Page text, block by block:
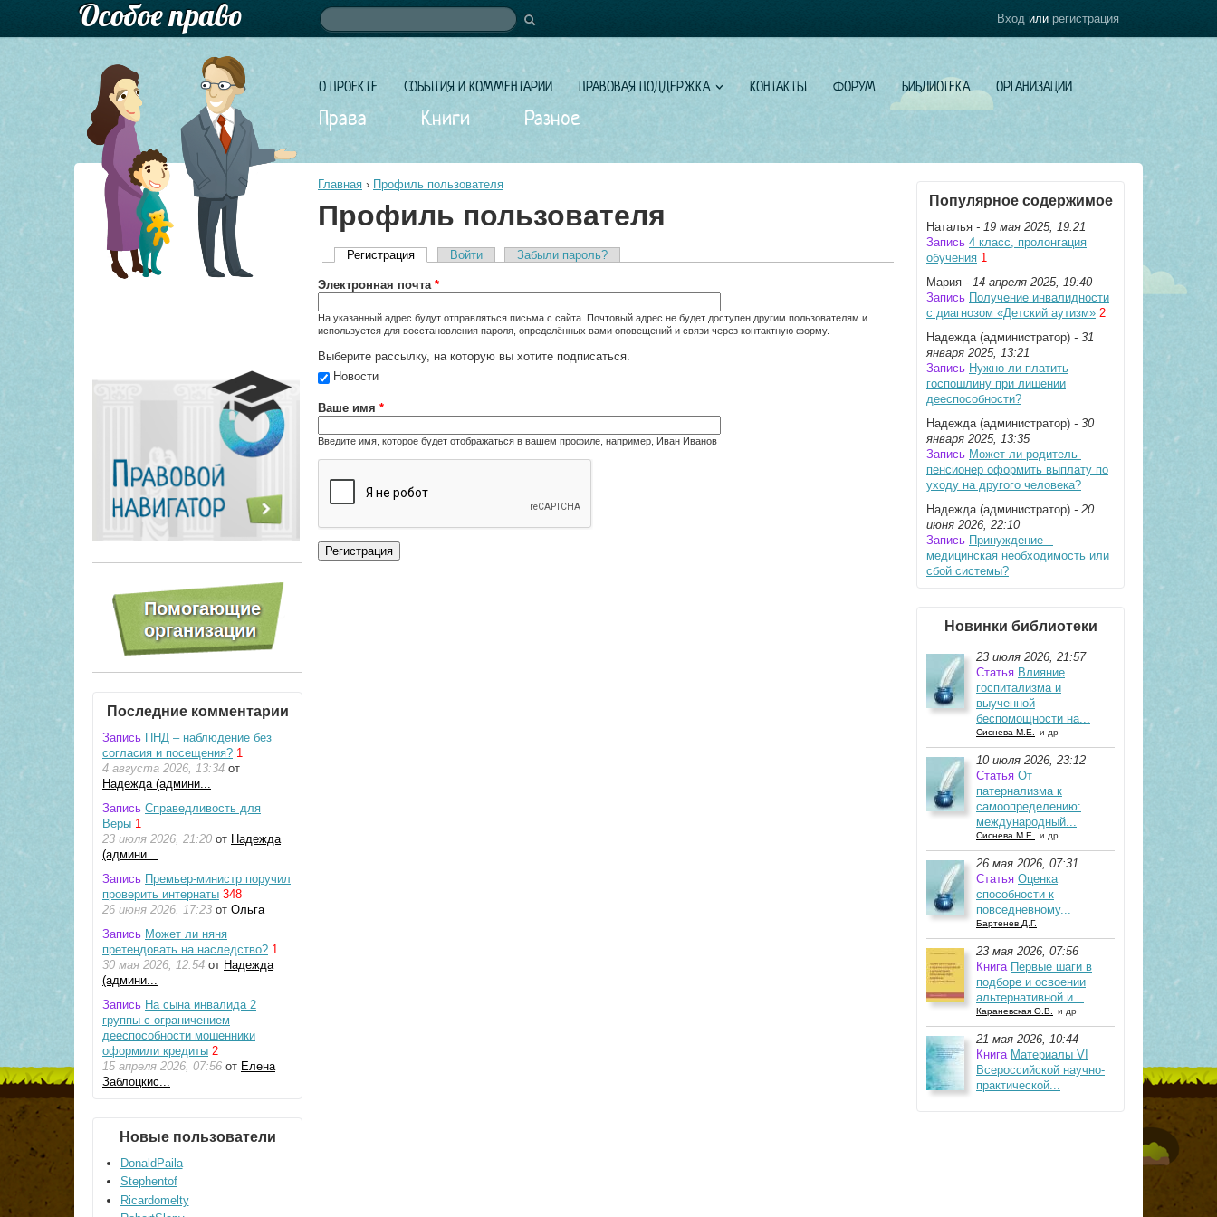
О ПРОЕКТЕ СОБЫТИЯ И КОММЕНТАРИИ ПРАВОВАЯ ПОДДЕРЖКА КОНТАКТЫ ФОРУМ БИБЛИОТЕКА ОРГАНИЗАЦИИ
Права Книги Разное
Форма поиска
Поиск Вход или регистрация
Главная › Профиль пользователя
Профиль пользователя
Главные вкладки
Регистрация (активная вкладка)
Войти Забыли пароль?
Электронная почта *
На указанный адрес будут отправляться письма с сайта. Почтовый адрес не будет доступен другим пользователям и
используется для восстановления пароля, определённых вами оповещений и связи через контактную форму.
Выберите рассылку, на которую вы хотите подписаться.
Новости
Ваше имя *
Введите имя, которое будет отображаться в вашем профиле, например, Иван Иванов
Последние комментарии
Запись ПНД – наблюдение без
согласия и посещения? 1
4 августа 2026, 13:34 от
Надежда (админи...
Запись Справедливость для
Веры 1
23 июля 2026, 21:20 от Надежда
(админи...
Запись Премьер-министр поручил
проверить интернаты 348
26 июня 2026, 17:23 от Ольга
Запись Может ли няня
претендовать на наследство? 1
30 мая 2026, 12:54 от Надежда
(админи...
Запись На сына инвалида 2
группы с ограничением
дееспособности мошенники
оформили кредиты 2
15 апреля 2026, 07:56 от Елена
Заблоцкис...
Новые пользователи
DonaldPaila
Stephentof
Ricardomelty
Популярное содержимое
Наталья - 19 мая 2025, 19:21
Запись 4 класс, пролонгация
обучения 1
Мария - 14 апреля 2025, 19:40
Запись Получение инвалидности
с диагнозом «Детский аутизм» 2
Надежда (администратор) - 31
января 2025, 13:21
Запись Нужно ли платить
госпошлину при лишении
дееспособности?
Надежда (администратор) - 30
января 2025, 13:35
Запись Может ли родитель-
пенсионер оформить выплату по
уходу на другого человека?
Надежда (администратор) - 20
июня 2026, 22:10
Запись Принуждение –
медицинская необходимость или
сбой системы?
Новинки библиотеки
23 июля 2026, 21:57
Статья Влияние
госпитализма и
выученной
беспомощности на...
Сиснева М.Е. и др
10 июля 2026, 23:12
Статья От
патернализма к
самоопределению:
международный...
Сиснева М.Е. и др
26 мая 2026, 07:31
Статья Оценка
способности к
повседневному...
Бартенев Д.Г.
23 мая 2026, 07:56
Книга Первые шаги в
подборе и освоении
альтернативной и...
Караневская О.В. и др
21 мая 2026, 10:44
Книга Материалы VI
Всероссийской научно-
практической...